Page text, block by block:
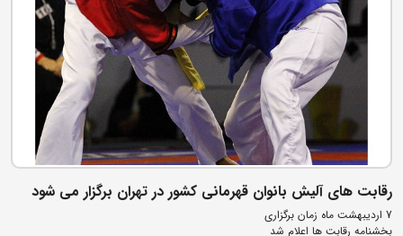
رقابت های آلیش بانوان قهرمانی کشور در تهران برگزار می شود
7 اردیبهشت ماه زمان برگزاری
بخشنامه رقابت ها اعلام شد